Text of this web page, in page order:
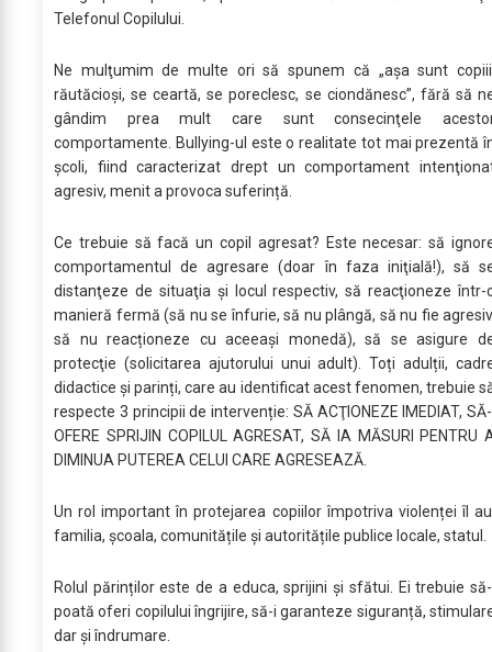
Telefonul Copilului.
Ne mulţumim de multe ori să spunem că „aşa sunt
răutăcioşi, se ceartă, se poreclesc, se ciondănesc”, fără să
gândim prea mult care sunt consecinţele
comportamente. Bullying-ul este o realitate tot mai prezentă
şcoli, fiind caracterizat drept un comportament
agresiv, menit a provoca suferință.
Ce trebuie să facă un copil agresat? Este necesar: să
comportamentul de agresare (doar în faza iniţială!), să
distanţeze de situaţia şi locul respectiv, să reacţioneze într-
manieră fermă (să nu se înfurie, să nu plângă, să nu fie
să nu reacționeze cu aceeași monedă), să se asigure
protecţie (solicitarea ajutorului unui adult). Toți adulții,
didactice și parinți, care au identificat acest fenomen, trebuie
respecte 3 principii de intervenție: SĂ ACŢIONEZE IMEDIAT,
OFERE SPRIJIN COPILUL AGRESAT, SĂ IA MĂSURI PENTRU
DIMINUA PUTEREA CELUI CARE AGRESEAZĂ.
Un rol important în protejarea copiilor împotriva violenței îl
familia, școala, comunitățile și autoritățile publice locale, statul.
Rolul părinților este de a educa, sprijini și sfătui. Ei trebuie
poată oferi copilului îngrijire, să-i garanteze siguranță,
dar și îndrumare.